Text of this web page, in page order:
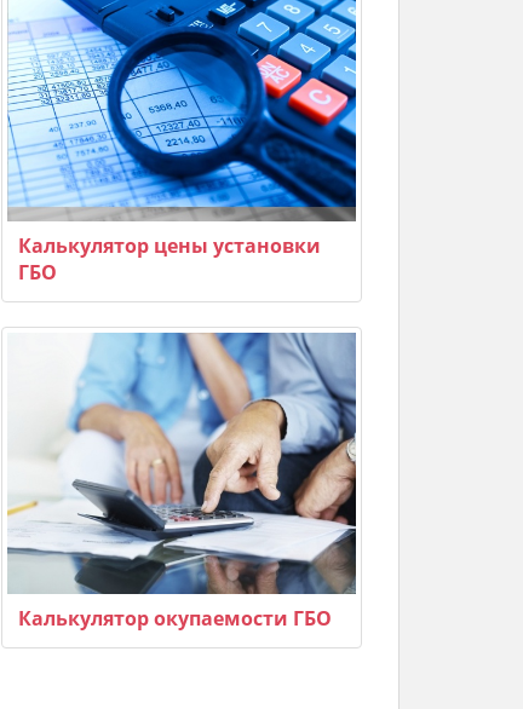
Калькулятор цены установки
ГБО
Калькулятор окупаемости ГБО